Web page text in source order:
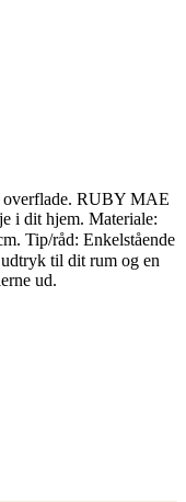
overflade. RUBY MAE
i dit hjem. Materiale:
Tip/råd: Enkelstående
til dit rum og en
ud.